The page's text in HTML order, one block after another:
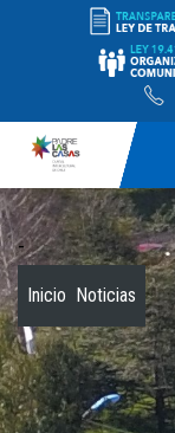
-
Inicio Noticias